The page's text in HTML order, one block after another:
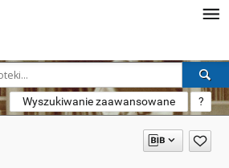
Wyszukiwanie zaawansowane ?